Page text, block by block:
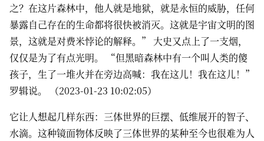
之？在这片森林中，他人就是地狱，就是永恒的威胁，任何
暴露自己存在的生命都将很快被消灭。这就是宇宙文明的图
景，这就是对费米悖论的解释。” 大史又点上了一支烟，
仅仅是为了有点光明。 “但黑暗森林中有一个叫人类的傻
孩子，生了一堆火并在旁边高喊：我在这儿！我在这儿！”
罗辑说。 （2023-01-23 10:02:05）
它让人想起几样东西：三体世界的巨摆、低维展开的智子、
水滴。这种镜面物体反映了三体世界的某种至今也很难为人